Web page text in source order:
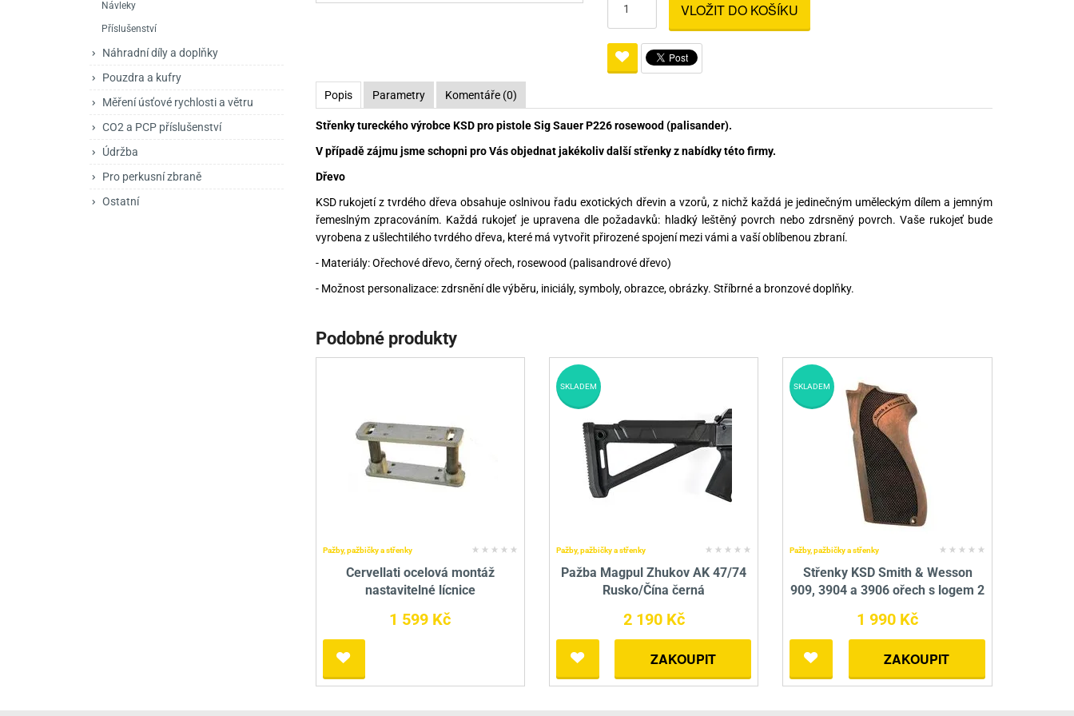
Brokovnice samonabíjecí
Luky
Kuše
Pistolové a revolverové náboje
Malorážkové náboje
Ochranné prostředky
Rowan Engineering
Bipody, stolice a vaky
Svítilny
Návleky
Příslušenství
Náhradní díly a doplňky
Pouzdra a kufry
Měření úsťové rychlosti a větru
CO2 a PCP příslušenství
Údržba
Pro perkusní zbraně
Ostatní
VLOŽIT DO KOŠÍKU
Popis Parametry Komentáře (0)
Střenky tureckého výrobce KSD pro pistole Sig Sauer P226 rosewood (palisander).
V případě zájmu jsme schopni pro Vás objednat jakékoliv další střenky z nabídky této firmy.
Dřevo
KSD rukojetí z tvrdého dřeva obsahuje oslnivou řadu exotických dřevin a vzorů, z nichž každá je jedinečným uměleckým dílem a jemným
řemeslným zpracováním. Každá rukojeť je upravena dle požadavků: hladký leštěný povrch nebo zdrsněný povrch. Vaše rukojeť bude
vyrobena z ušlechtilého tvrdého dřeva, které má vytvořit přirozené spojení mezi vámi a vaší oblíbenou zbraní.
- Materiály: Ořechové dřevo, černý ořech, rosewood (palisandrové dřevo)
- Možnost personalizace: zdrsnění dle výběru, iniciály, symboly, obrazce, obrázky. Stříbrné a bronzové doplňky.
Podobné produkty
Pažby, pažbičky a střenky
Cervellati ocelová montáž
nastavitelné lícnice
1 599 Kč
Pažby, pažbičky a střenky
Pažba Magpul Zhukov AK 47/74
Rusko/Čína černá
2 190 Kč
ZAKOUPIT
SKLADEM
Pažby, pažbičky a střenky
Střenky KSD Smith & Wesson
909, 3904 a 3906 ořech s logem 2
1 990 Kč
ZAKOUPIT
SKLADEM